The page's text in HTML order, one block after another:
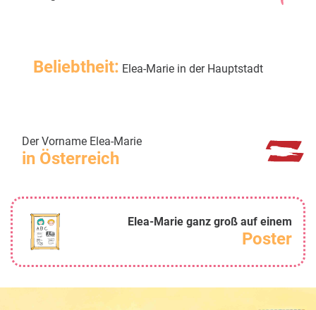
Beliebtheit: Elea-Marie in der Hauptstadt
Der Vorname Elea-Marie
in Österreich
Elea-Marie ganz groß auf einem
Poster